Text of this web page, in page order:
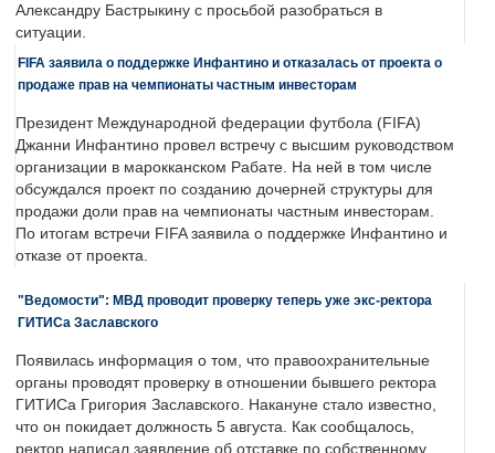
Александру Бастрыкину с просьбой разобраться в
ситуации.
FIFA заявила о поддержке Инфантино и отказалась от проекта о
продаже прав на чемпионаты частным инвесторам
Президент Международной федерации футбола (FIFA)
Джанни Инфантино провел встречу с высшим руководством
организации в марокканском Рабате. На ней в том числе
обсуждался проект по созданию дочерней структуры для
продажи доли прав на чемпионаты частным инвесторам.
По итогам встречи FIFA заявила о поддержке Инфантино и
отказе от проекта.
"Ведомости": МВД проводит проверку теперь уже экс-ректора
ГИТИСа Заславского
Появилась информация о том, что правоохранительные
органы проводят проверку в отношении бывшего ректора
ГИТИСа Григория Заславского. Накануне стало известно,
что он покидает должность 5 августа. Как сообщалось,
ректор написал заявление об отставке по собственному